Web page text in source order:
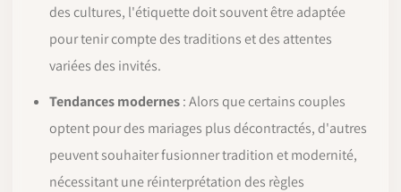
des cultures, l'étiquette doit souvent être adaptée
pour tenir compte des traditions et des attentes
variées des invités.
Tendances modernes: Alors que certains couples
optent pour des mariages plus décontractés, d'autres
peuvent souhaiter fusionner tradition et modernité,
nécessitant une réinterprétation des règles